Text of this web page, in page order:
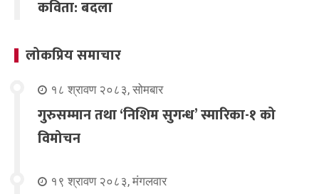
कविता: बदला
लोकप्रिय समाचार
१८ श्रावण २०८३, सोमबार
गुरुसम्मान तथा ‘निशिम सुगन्ध’ स्मारिका-१ को
विमोचन
१९ श्रावण २०८३, मंगलवार